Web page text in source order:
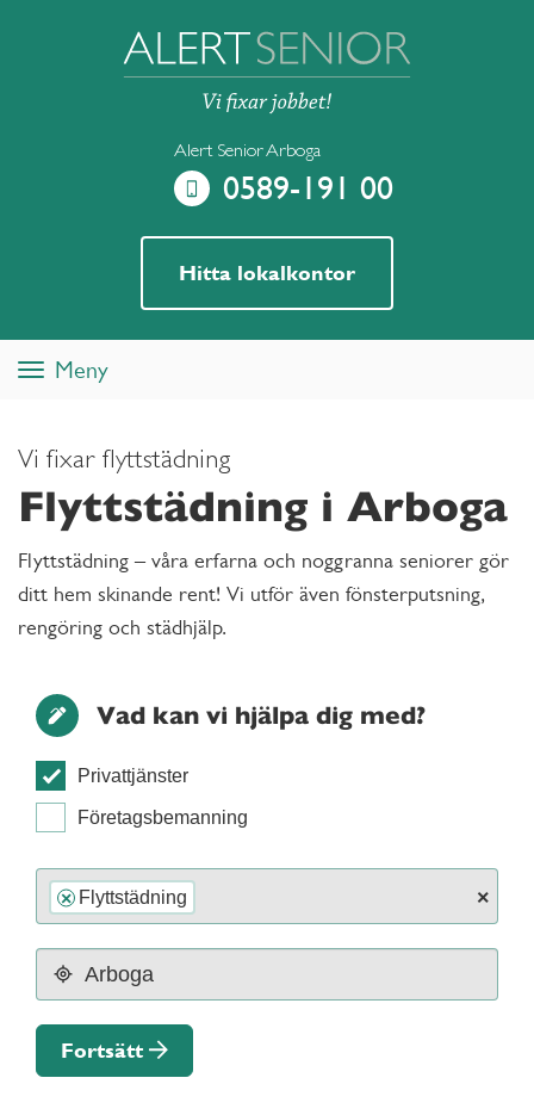
Alert Senior Arboga
0589-191 00
Hitta lokalkontor
ToggleMeny
Vi fixar flyttstädning
Flyttstädning i Arboga
Flyttstädning – våra erfarna och noggranna seniorer gör
ditt hem skinande rent! Vi utför även fönsterputsning,
rengöring och städhjälp.
Vad kan vi hjälpa dig med?
Privattjänster
Företagsbemanning
×
× Flyttstädning
Fortsätt